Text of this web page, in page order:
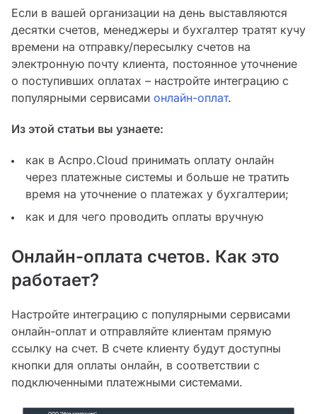
Если в вашей организации на день выставляются
десятки счетов, менеджеры и бухгалтер тратят кучу
времени на отправку/пересылку счетов на
электронную почту клиента, постоянное уточнение
о поступивших оплатах – настройте интеграцию с
популярными сервисами онлайн-оплат.
Из этой статьи вы узнаете:
как в Аспро.Cloud принимать оплату онлайн
через платежные системы и больше не тратить
время на уточнение о платежах у бухгалтерии;
как и для чего проводить оплаты вручную
Онлайн-оплата счетов. Как это
работает?
Настройте интеграцию с популярными сервисами
онлайн-оплат и отправляйте клиентам прямую
ссылку на счет. В счете клиенту будут доступны
кнопки для оплаты онлайн, в соответствии с
подключенными платежными системами.